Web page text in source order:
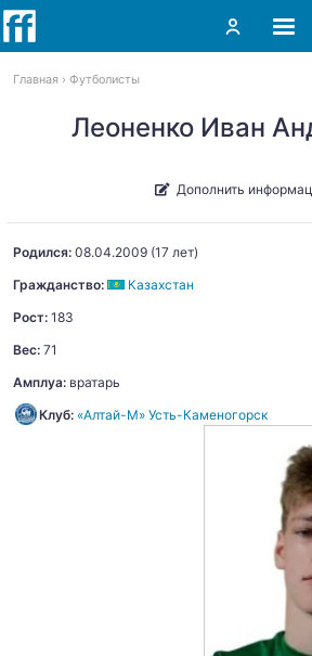
Главная Футболисты
Леоненко Иван
Дополнить
Родился: 08.04.2009 (17 лет)
Гражданство:
Казахстан
Рост: 183
Вес: 71
Амплуа: вратарь
Клуб: «Алтай-М» Усть-Каменогорск